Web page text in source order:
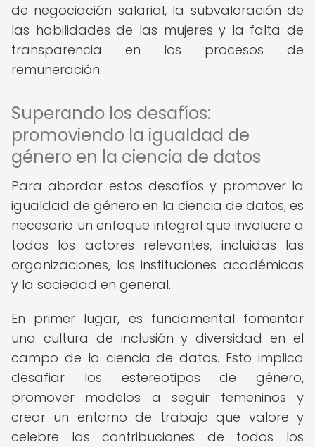
de negociación salarial, la subvaloración de
las habilidades de las mujeres y la falta de
transparencia en los procesos de
remuneración.
Superando los desafíos:
promoviendo la igualdad de
género en la ciencia de datos
Para abordar estos desafíos y promover la
igualdad de género en la ciencia de datos, es
necesario un enfoque integral que involucre a
todos los actores relevantes, incluidas las
organizaciones, las instituciones académicas
y la sociedad en general.
En primer lugar, es fundamental fomentar
una cultura de inclusión y diversidad en el
campo de la ciencia de datos. Esto implica
desafiar los estereotipos de género,
promover modelos a seguir femeninos y
crear un entorno de trabajo que valore y
celebre las contribuciones de todos los